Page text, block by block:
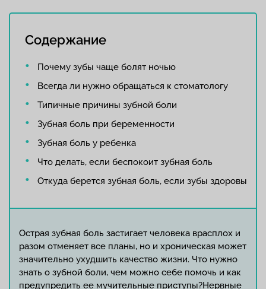
Содержание
Почему зубы чаще болят ночью
Всегда ли нужно обращаться к стоматологу
Типичные причины зубной боли
Зубная боль при беременности
Зубная боль у ребенка
Что делать, если беспокоит зубная боль
Откуда берется зубная боль, если зубы здоровы
Острая зубная боль застигает человека врасплох и
разом отменяет все планы, но и хроническая может
значительно ухудшить качество жизни. Что нужно
знать о зубной боли, чем можно себе помочь и как
предупредить ее мучительные приступы?Нервные